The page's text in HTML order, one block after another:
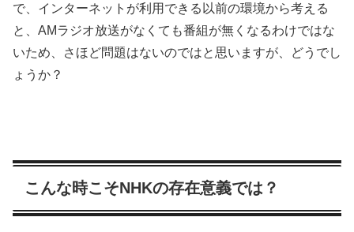
で、インターネットが利用できる以前の環境から考える
と、AMラジオ放送がなくても番組が無くなるわけではな
いため、さほど問題はないのではと思いますが、どうでし
ょうか？
こんな時こそNHKの存在意義では？